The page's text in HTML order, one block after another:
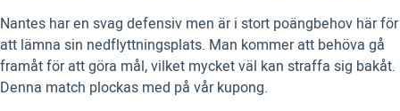
Nantes har en svag defensiv men är i stort poängbehov här för
att lämna sin nedflyttningsplats. Man kommer att behöva gå
framåt för att göra mål, vilket mycket väl kan straffa sig bakåt.
Denna match plockas med på vår kupong.